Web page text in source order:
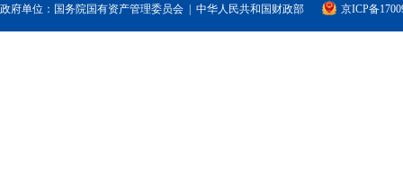
政府单位： 国务院国有资产管理委员会 中华人民共和国财政部 京ICP备